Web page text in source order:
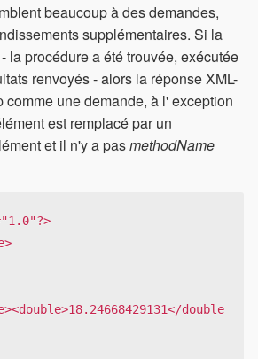
beaucoup à des demandes,
supplémentaires. Si la
la procédure a été trouvée, exécutée
renvoyés - alors la réponse XML-
comme une demande, à l' exception
est remplacé par un
et il n'y a pasmethodName